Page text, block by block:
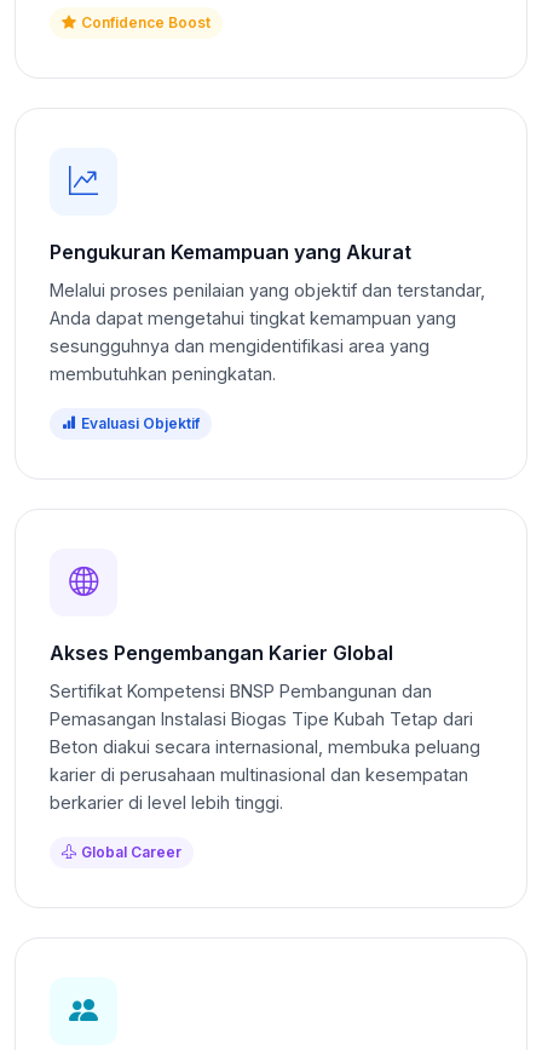
Confidence Boost
Pengukuran Kemampuan yang Akurat
Melalui proses penilaian yang objektif dan terstandar,
Anda dapat mengetahui tingkat kemampuan yang
sesungguhnya dan mengidentifikasi area yang
membutuhkan peningkatan.
Evaluasi Objektif
Akses Pengembangan Karier Global
Sertifikat Kompetensi BNSP Pembangunan dan
Pemasangan Instalasi Biogas Tipe Kubah Tetap dari
Beton diakui secara internasional, membuka peluang
karier di perusahaan multinasional dan kesempatan
berkarier di level lebih tinggi.
Global Career